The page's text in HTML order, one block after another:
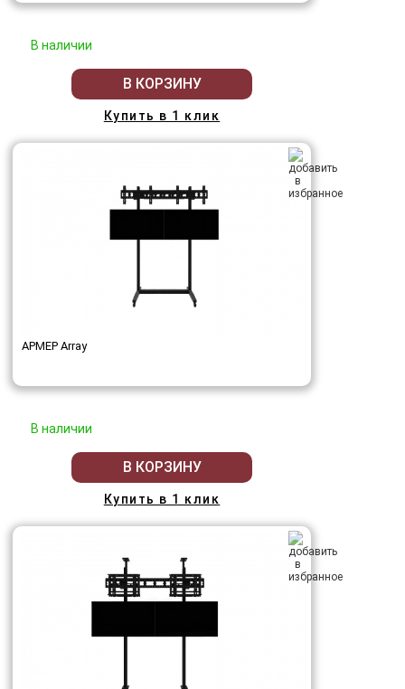
В наличии
В КОРЗИНУ
Купить в 1 клик
АРМЕР Array
В наличии
В КОРЗИНУ
Купить в 1 клик